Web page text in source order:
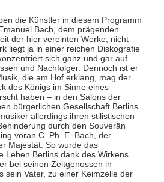
die Künstler in diesem Programm
Bach, dem prägenden
der hier vereinten Werke, nicht
liegt ja in einer reichen Diskografie
sich ganz und gar auf
und Nachfolger. Dennoch ist er
die am Hof erklang, mag der
des Königs im Sinne eines
haben – in den Salons der
bürgerlichen Gesellschaft Berlins
allerdings ihren stilistischen
durch den Souverän
voran C. Ph. E. Bach, der
Majestät: So wurde das
Leben Berlins dank des Wirkens
bei seinen Zeitgenossen in
sein Vater, zu einer Keimzelle der